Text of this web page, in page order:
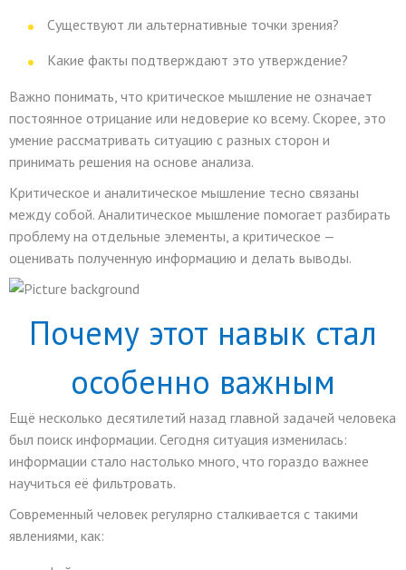
Существуют ли альтернативные точки зрения?
Какие факты подтверждают это утверждение?
Важно понимать, что критическое мышление не означает
постоянное отрицание или недоверие ко всему. Скорее, это
умение рассматривать ситуацию с разных сторон и
принимать решения на основе анализа.
Критическое и аналитическое мышление тесно связаны
между собой. Аналитическое мышление помогает разбирать
проблему на отдельные элементы, а критическое —
оценивать полученную информацию и делать выводы.
Почему этот навык стал
особенно важным
Ещё несколько десятилетий назад главной задачей человека
был поиск информации. Сегодня ситуация изменилась:
информации стало настолько много, что гораздо важнее
научиться её фильтровать.
Современный человек регулярно сталкивается с такими
явлениями, как: